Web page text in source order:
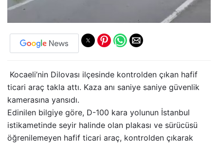
Kocaeli’nin Dilovası ilçesinde kontrolden çıkan hafif
ticari araç takla attı. Kaza anı saniye saniye güvenlik
kamerasına yansıdı.
Edinilen bilgiye göre, D-100 kara yolunun İstanbul
istikametinde seyir halinde olan plakası ve sürücüsü
öğrenilemeyen hafif ticari araç, kontrolden çıkarak